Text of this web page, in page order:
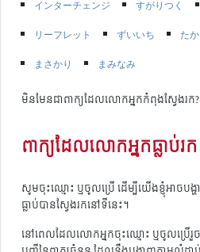
インターチェンジ すがりつく
リーフレット
ずいいち た
まさかり
まみなみ
មិនមែនជាពាក្យដែលលោកអ្នកកំពុងស្វែងរក?
ពាក្យដែលលោកអ្នកធ្លាប់រក
សូមចុះឈ្មោះ ឬចូលប្រើ ដើម្បីយើងខ្ញុំអាចបង្
ធ្លាប់បានស្វែងរកនៅទីនេះ។
នៅពេលដែលលោកអ្នកចុះឈ្មោះ ឬចូលប្រើ